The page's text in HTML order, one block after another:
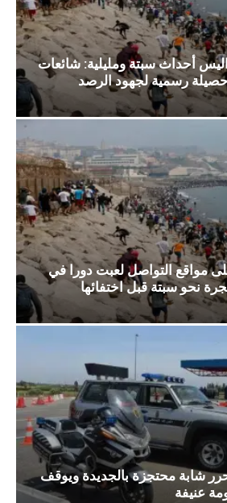
أحداث سبتة ومليلية: شائعات
مواقع التواصل لعبت دورا في
نحو سبتة قبل اختفائها
شابة محتجزة بالجديدة ويوقف
عنيفة